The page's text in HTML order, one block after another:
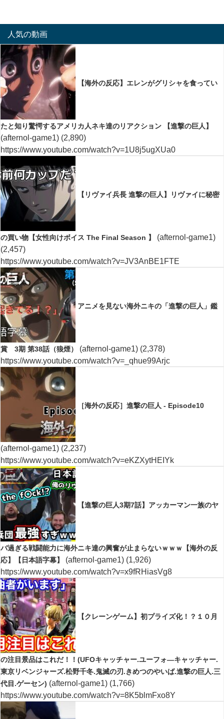
人気の動画
【海外の反応】エレンがグリシャを食ってい
たと知り驚愕するアメリカ人ネキ達のリアクション 【進撃の巨人】
(afternol-game1) (2,890)
https://www.youtube.com/watch?v=1U8j5ugXUa0
【リヴァイ兵長 進撃の巨人】リヴァイに秘密
の買い物【女性向けボイス The Final Season 】
(afternol-game1)
(2,457)
https://www.youtube.com/watch?v=JV3AnBE1FTE
アニメを見ない海外ニキの「進撃の巨人」鑑
賞 3期 第38話（狼煙） (afternol-game1) (2,378)
https://www.youtube.com/watch?v=_qhue99Arjc
［海外の反応］進撃の巨人 - Episode10
(afternol-game1) (2,237)
https://www.youtube.com/watch?v=eKZXytHEIYk
【進撃の巨人3期7話】アッカーマン一族のヤ
バ過ぎる戦闘能力に海外ニキ達の興奮が止まらないｗｗｗ【海外の反
応】【日本語字幕】
(afternol-game1) (1,926)
https://www.youtube.com/watch?v=x9fRHiasVg8
【クレーンゲーム】初プライズ化！？１０月
の注目景品はこれだ！！(UFOキャッチャー.ユーフォ―キャッチャー.
東京リベンジャーズ.松野千冬.鬼滅の刃.きめつのやいば.進撃の巨人.三
代目.ゲーセン) (afternol-game1) (1,766)
https://www.youtube.com/watch?v=8K5blmFxo8Y